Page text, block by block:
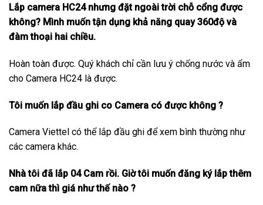
Lắp camera HC24 nhưng đặt ngoài trời chỗ cổng được
không? Mình muốn tận dụng khả năng quay 360độ và
đàm thoại hai chiều.
Hoàn toàn được. Quý khách chỉ cần lưu ý chống nước và ẩm
cho Camera HC24 là được.
Tôi muốn lắp đầu ghi co Camera có được không ?
Camera Viettel có thể lắp đầu ghi để xem bình thường như
các camera khác.
Nhà tôi đã lắp 04 Cam rồi. Giờ tôi muốn đăng ký lắp thêm
cam nữa thì giá như thế nào ?